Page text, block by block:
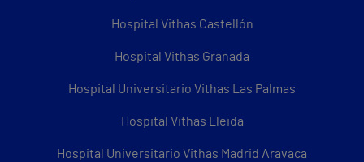
Hospital Vithas Castellón
Hospital Vithas Granada
Hospital Universitario Vithas Las Palmas
Hospital Vithas Lleida
Hospital Universitario Vithas Madrid Aravaca